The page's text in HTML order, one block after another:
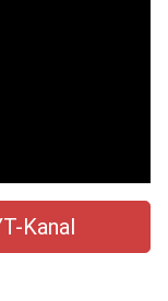
Kanal